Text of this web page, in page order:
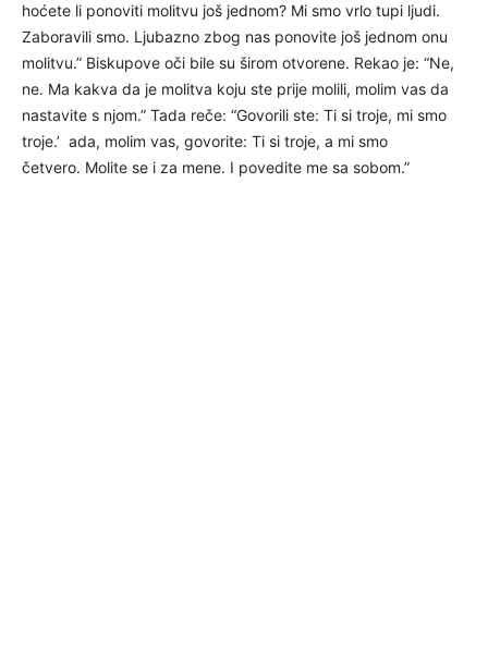
hoćete li ponoviti molitvu još jednom? Mi smo vrlo tupi ljudi.
Zaboravili smo. Ljubazno zbog nas ponovite još jednom onu
molitvu.” Biskupove oči bile su širom otvorene. Rekao je: “Ne,
ne. Ma kakva da je molitva koju ste prije molili, molim vas da
nastavite s njom.” Tada reče: “Govorili ste: Ti si troje, mi smo
troje.’ ada, molim vas, govorite: Ti si troje, a mi smo
četvero. Molite se i za mene. I povedite me sa sobom.”